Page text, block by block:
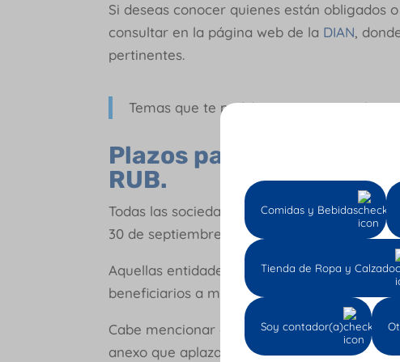
Si deseas conocer quienes están obligados
consultar en la página web de la DIAN,
pertinentes.
Temas que te podrían interesar:
Plazos para el
RUB.
Todas las sociedades constituidas antes del
30 de septiembre del mismo año para
Aquellas entidades formadas luego del 15
beneficiarios a más tardar dos meses
Cabe mencionar que para el momento en
anexo que aplazaría los vencimientos para
Comidas y Bebidas
Tienda de Ropa y Calzado
Soy contador(a)